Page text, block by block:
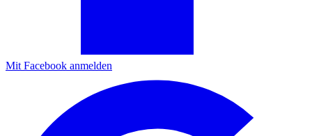
Mit Facebook anmelden